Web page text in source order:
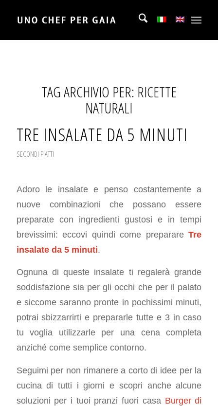
TAG ARCHIVIO PER: RICETTE
NATURALI
TRE INSALATE DA 5 MINUTI
SECONDI PIATTI
Adoro le insalate e penso costantemente a
nuove combinazioni che possano essere
preparate con ingredienti gustosi e in tempi
brevissimi: eccovi quindi come preparareTre
insalate da 5 minuti.
Ognuna di queste insalate ti regalerà grande
soddisfazione sia per gli occhi che per il palato
e siccome saranno pronte in pochissimi minuti,
potrai sbizzarrirti e prepararle tutte e 3 in caso
tu voglia utilizzarle per una cena completa
anziché come semplice contorno.
Seguimi per non rimanere a corto di idee per la
cucina di tutti i giorni e scopri anche alcune
soluzioni per i tuoi pranzi fuori casa Burger di